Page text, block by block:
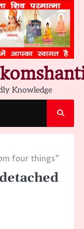
Knowledge
four things”